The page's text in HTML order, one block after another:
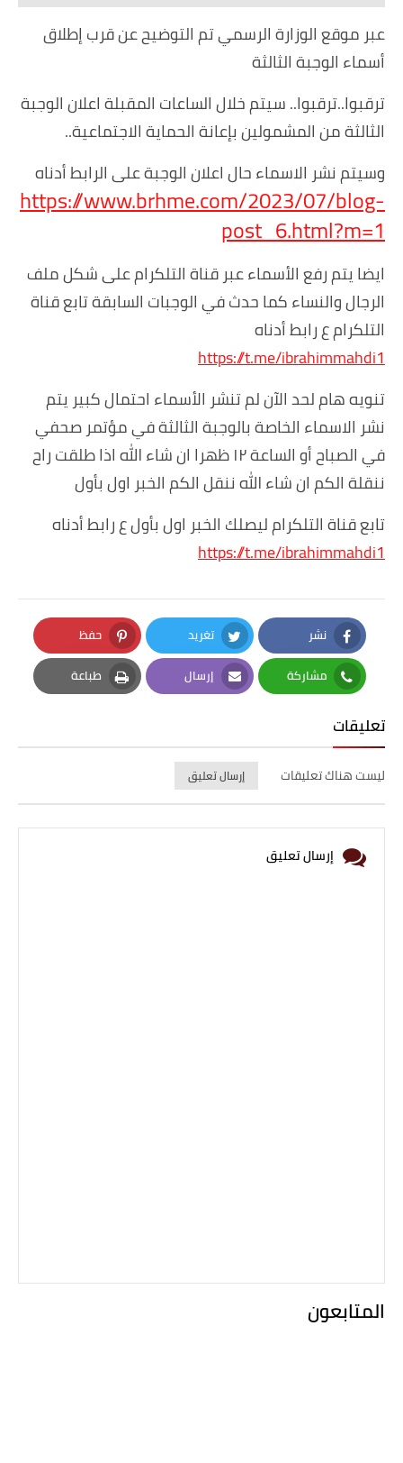
عبر موقع الوزارة الرسمي تم التوضيح عن قرب إطلاق
أسماء الوجبة الثالثة
ترقبوا..ترقبوا..سيتم خلال الساعات المقبلة اعلان الوجبة
الثالثة من المشمولين بإعانة الحماية الاجتماعية..
وسيتم نشر الاسماء حال اعلان الوجبة على الرابط أدناه
https://www.brhme.com/2023/07/blog-
post_6.html?m=1
ايضا يتم رفع الأسماء عبر قناة التلكرام على شكل ملف
الرجال والنساء كما حدث في الوجبات السابقة تابع قناة
التلكرام ع رابط أدناه
https://t.me/ibrahimmahdi1
تنويه هام لحد الآن لم تنشر الأسماء احتمال كبير يتم
نشر الاسماء الخاصة بالوجبة الثالثة في مؤتمر صحفي
في الصباح أو الساعة ١٢ ظهرا ان شاء الله اذا طلقت راح
ننقلة الكم ان شاء الله ننقل الكم الخبر اول بأول
تابع قناة التلكرام ليصلك الخبر اول بأول ع رابط أدناه
https://t.me/ibrahimmahdi1
نشر
Facebook
تغريد
Twitter
حفظ
Pinterest
مشاركة
Whatsapp
إرسال
Email
طباعة
Print
تعليقات
ليست هناك تعليقات إرسال تعليق
إرسال تعليق
المتابعون